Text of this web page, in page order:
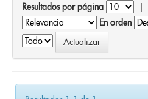
Resultados por página |
En orden